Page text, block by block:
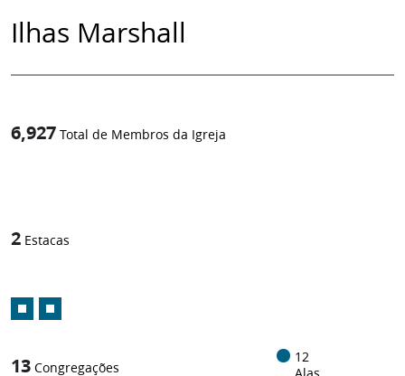
Ilhas Marshall
6,927 Total de Membros da Igreja
2 Estacas
13 Congregações
12